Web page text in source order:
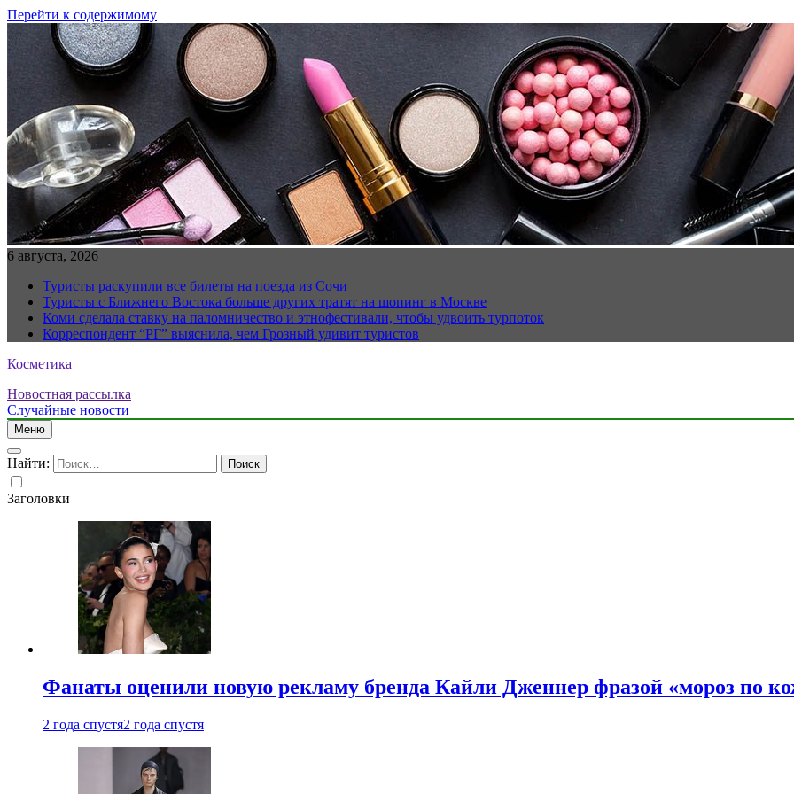
Перейти к содержимому
6 августа, 2026
Туристы раскупили все билеты на поезда из Сочи
Туристы с Ближнего Востока больше других тратят на шопинг в Москве
Коми сделала ставку на паломничество и этнофестивали, чтобы удвоить турпоток
Корреспондент “РГ” выяснила, чем Грозный удивит туристов
Косметика
Новостная рассылка
Случайные новости
Меню
Найти:
Заголовки
Фанаты оценили новую рекламу бренда Кайли Дженнер фразой «мороз по
2 года спустя2 года спустя